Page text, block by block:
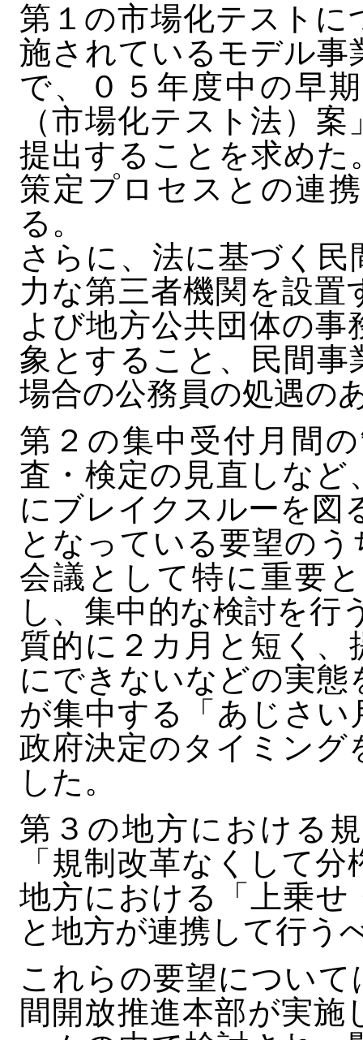
第１の市場化テストに
施されているモデル事
で、０５年度中の早
（市場化テスト法）
提出することを求めた
策定プロセスとの連
る。
さらに、法に基づく
力な第三者機関を設
よび地方公共団体の
象とすること、民間事
場合の公務員の処遇の
第２の集中受付月間
査・検定の見直しなど
にブレイクスルーを図
となっている要望の
会議として特に重要
し、集中的な検討を行
質的に２カ月と短く、
にできないなどの実
が集中する「あじさ
政府決定のタイミン
した。
第３の地方における
「規制改革なくして
地方における「上乗せ
と地方が連携して行う
これらの要望につい
間開放推進本部が実